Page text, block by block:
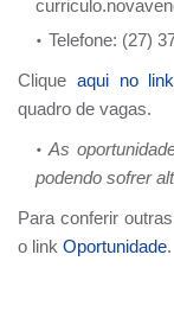
Telefone: (27)
Clique aqui no link
quadro de vagas.
As
podendo sofrer
Para conferir
o link Oportunidade.